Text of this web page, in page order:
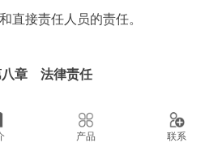
直接责任人员的责任。
八章 法律责任
不执行监察机关作出的处理决定，
产品 联系